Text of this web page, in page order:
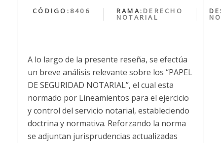
CÓDIGO: 8406 RAMA: DERECHO
NOTARIAL
A lo largo de la presente reseña, se efectúa
un breve análisis relevante sobre los “PAPEL
DE SEGURIDAD NOTARIAL”, el cual esta
normado por Lineamientos para el ejercicio
y control del servicio notarial, estableciendo
doctrina y normativa. Reforzando la norma
se adjuntan jurisprudencias actualizadas